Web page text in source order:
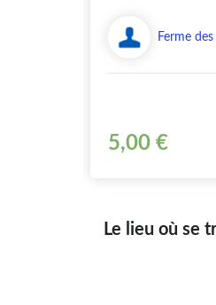
Ferme
5,00 €
Le lieu où se